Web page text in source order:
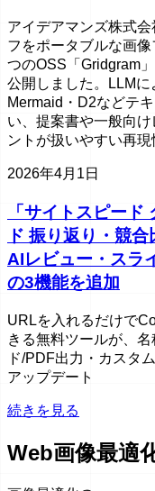
アイデアマンズ株式
フをポータブルな画
つのOSS「Gridgram
公開しました。LLMに
Mermaid・D2などテ
い、提案書や一般向
ントが扱いやすい再現
2026年4月1日
「サイトスピー
ド 振り返り・競
AIレビュー・スラ
の3機能を追加
URLを入れるだけで
きる無料ツールが、
ド/PDF出力・カスタ
アップデート
続きを見る
Web画像最適